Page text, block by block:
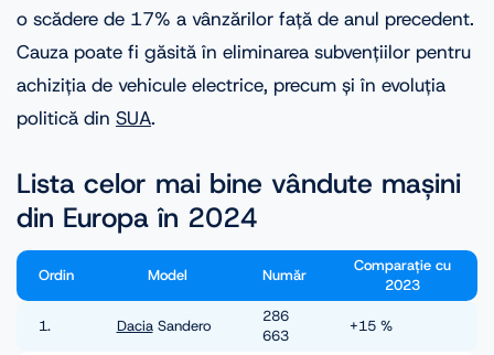
o scădere de 17% a vânzărilor față de anul precedent.
Cauza poate fi găsită în eliminarea subvențiilor pentru
achiziția de vehicule electrice, precum și în evoluția
politică din SUA.
Lista celor mai bine vândute mașini
din Europa în 2024
Ordin Model Număr
Comparație cu
2023
1. DaciaSandero
286
663
+15 %